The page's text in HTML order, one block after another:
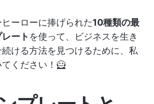
ーローに捧げられた10種類の最
ート を使って、ビジネスを生き
ける方法を見つけるために、私
ください！🦸